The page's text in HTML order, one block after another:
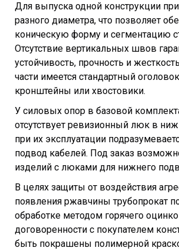
Для выпуска одной конструкции
разного диаметра, что позволяет
коническую форму и сегментацию
Отсутствие вертикальных швов
устойчивость, прочность и
части имеется стандартный
кронштейны или хвостовики.
У силовых опор в базовой
отсутствует ревизионный люк в
при их эксплуатации
подвод кабелей. Под заказ
изделий с люками для нижнего
В целях защиты от воздействия
появления ржавчины трубопрокат
обработке методом горячего
договоренности с покупателем
быть покрашены полимерной